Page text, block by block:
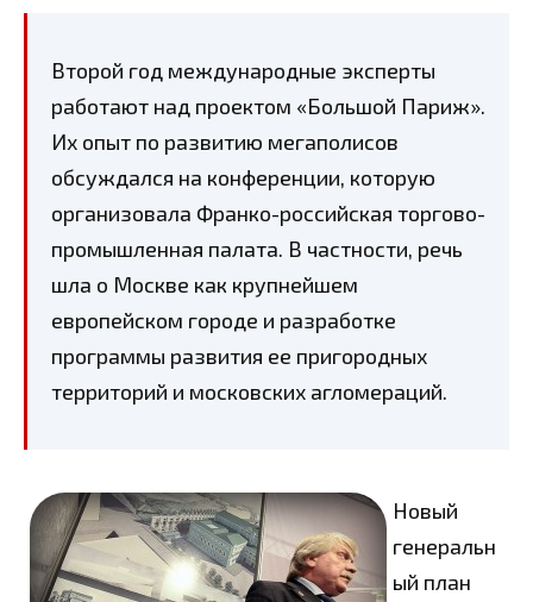
Второй год международные эксперты
работают над проектом «Большой Париж».
Их опыт по развитию мегаполисов
обсуждался на конференции, которую
организовала Франко-российская торгово-
промышленная палата. В частности, речь
шла о Москве как крупнейшем
европейском городе и разработке
программы развития ее пригородных
территорий и московских агломераций.
Новый
генеральн
ый план